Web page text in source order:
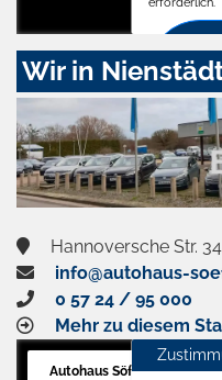
Wir in
Hannoversche Str.
info@autohaus-
0 57 24 / 95 000
Mehr zu diesem
Autohaus Söffker GmbH